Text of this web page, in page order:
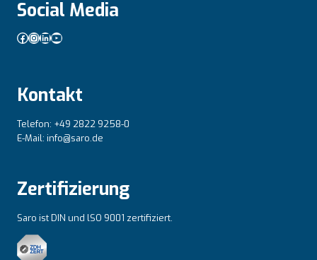
Social Media
Facebook
Instagram
LinkedIn
YouTube
Kontakt
Telefon: +49 2822 9258-0
E-Mail: info@saro.de
Zertifizierung
Saro ist DIN und lSO 9001 zertifiziert.